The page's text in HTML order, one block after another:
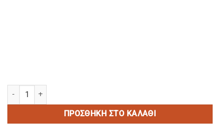
FULL AMENITIES eco kraft-Κασετινα με ολα τα ειδη amenities
ΠΡΟΣΘΉΚΗ ΣΤΟ ΚΑΛΆΘΙ